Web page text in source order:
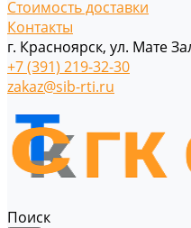
Стоимость доставки
Контакты
г. Красноярск, ул. Мате
+7 (391) 219-32-30
zakaz@sib-rti.ru
Поиск